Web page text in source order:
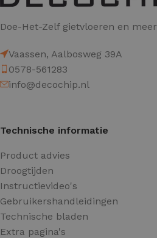
Doe-Het-Zelf gietvloeren en meer
Vaassen, Aalbosweg 39A
0578-561283
info@decochip.nl
Technische informatie
Product advies
Droogtijden
Instructievideo's
Gebruikershandleidingen
Technische bladen
Extra pagina's